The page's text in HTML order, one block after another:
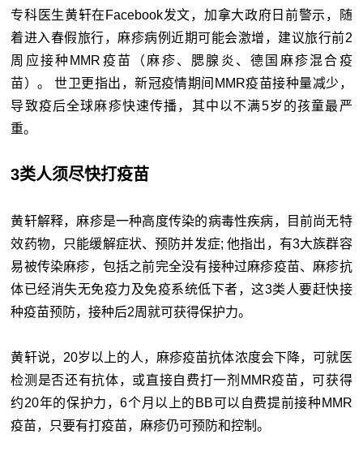
专科医生黄轩在Facebook发文，加拿大政府日前警示，随
着进入春假旅行，麻疹病例近期可能会激增，建议旅行前2
周应接种MMR疫苗（麻疹、腮腺炎、德国麻疹混合疫
苗）。 世卫更指出，新冠疫情期间MMR疫苗接种量减少，
导致疫后全球麻疹快速传播，其中以不满5岁的孩童最严
重。
3类人须尽快打疫苗
黄轩解释，麻疹是一种高度传染的病毒性疾病，目前尚无特
效药物，只能缓解症状、预防并发症; 他指出，有3大族群容
易被传染麻疹，包括之前完全没有接种过麻疹疫苗、麻疹抗
体已经消失无免疫力及免疫系统低下者，这3类人要赶快接
种疫苗预防，接种后2周就可获得保护力。
黄轩说，20岁以上的人，麻疹疫苗抗体浓度会下降，可就医
检测是否还有抗体，或直接自费打一剂MMR疫苗，可获得
约20年的保护力，6个月以上的BB可以自费提前接种MMR
疫苗，只要有打疫苗，麻疹仍可预防和控制。